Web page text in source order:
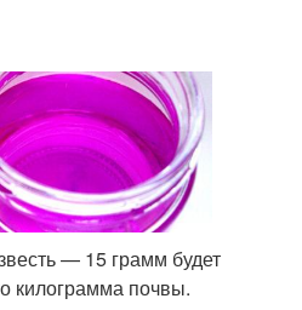
— 15 грамм будет
килограмма почвы.